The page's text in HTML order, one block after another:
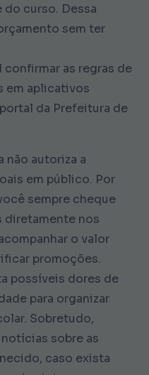
do curso. Dessa
sem ter
as regras de
em aplicativos
da Prefeitura de
não autoriza a
em público. Por
sempre cheque
diretamente nos
o valor
promoções.
possíveis dores de
para organizar
Sobretudo,
sobre as
caso exista